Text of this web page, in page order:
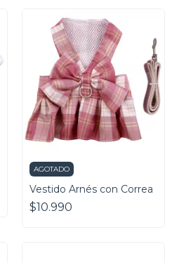
AGOTADO
Vestido Arnés con Correa
$10.990